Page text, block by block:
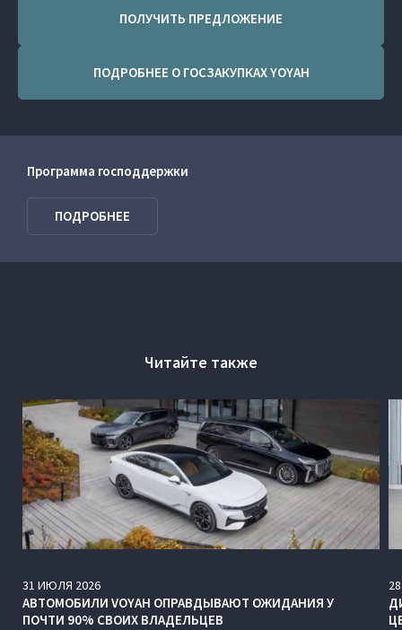
ПОЛУЧИТЬ ПРЕДЛОЖЕНИЕ
ПОДРОБНЕЕ О ГОСЗАКУПКАХ YOYAH
Программа господдержки
VOYAH Программа господдержки
ПОДРОБНЕЕ
Читайте также
31 ИЮЛЯ 2026
АВТОМОБИЛИ VOYAH ОПРАВДЫВАЮТ ОЖИДАНИЯ У
ПОЧТИ 90% СВОИХ ВЛАДЕЛЬЦЕВ
28